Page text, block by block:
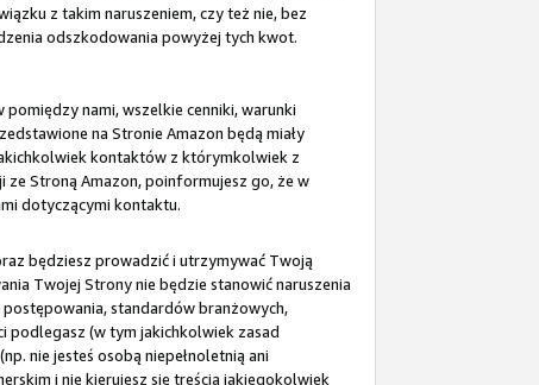
z takim naruszeniem, czy też nie, bez
odszkodowania powyżej tych kwot.
nami, wszelkie cenniki, warunki
na Stronie Amazon będą miały
kontaktów z którymkolwiek z
Stroną Amazon, poinformujesz go, że w
dotyczącymi kontaktu.
będziesz prowadzić i utrzymywać Twoją
Twojej Strony nie będzie stanowić naruszenia
standardów branżowych,
podlegasz (w tym jakichkolwiek zasad
nie jesteś osobą niepełnoletnią ani
i nie kierujesz się treścią jakiegokolwiek